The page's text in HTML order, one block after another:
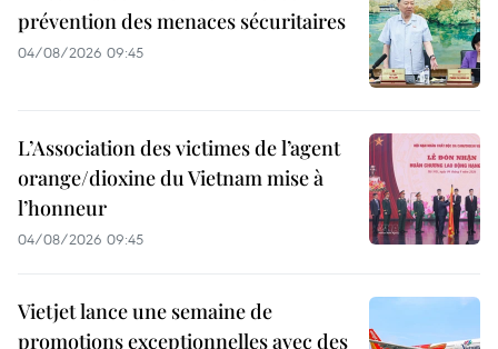
prévention des menaces sécuritaires
04/08/2026 09:45
L’Association des victimes de l’agent
orange/dioxine du Vietnam mise à
l’honneur
04/08/2026 09:45
Vietjet lance une semaine de
promotions exceptionnelles avec des